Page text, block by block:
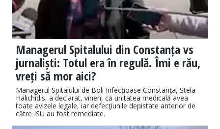
Managerul Spitalului din Constanța vs
jurnaliști: Totul era în regulă. Îmi e rău,
vreți să mor aici?
Managerul Spitalului de Boli Infecţioase Constanţa, Stela
Halichidis, a declarat, vineri, că unitatea medicală avea
toate avizele legale, iar defecţiunile depistate anterior de
către ISU au fost remediate.